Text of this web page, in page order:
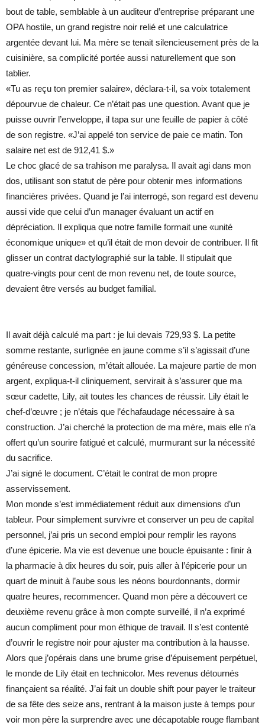
bout de table, semblable à un auditeur d’entreprise préparant une
OPA hostile, un grand registre noir relié et une calculatrice
argentée devant lui. Ma mère se tenait silencieusement près de la
cuisinière, sa complicité portée aussi naturellement que son
tablier.
«Tu as reçu ton premier salaire», déclara-t-il, sa voix totalement
dépourvue de chaleur. Ce n’était pas une question. Avant que je
puisse ouvrir l’enveloppe, il tapa sur une feuille de papier à côté
de son registre. «J’ai appelé ton service de paie ce matin. Ton
salaire net est de 912,41 $.»
Le choc glacé de sa trahison me paralysa. Il avait agi dans mon
dos, utilisant son statut de père pour obtenir mes informations
financières privées. Quand je l’ai interrogé, son regard est devenu
aussi vide que celui d’un manager évaluant un actif en
dépréciation. Il expliqua que notre famille formait une «unité
économique unique» et qu’il était de mon devoir de contribuer. Il fit
glisser un contrat dactylographié sur la table. Il stipulait que
quatre-vingts pour cent de mon revenu net, de toute source,
devaient être versés au budget familial.
Il avait déjà calculé ma part : je lui devais 729,93 $. La petite
somme restante, surlignée en jaune comme s’il s’agissait d’une
généreuse concession, m’était allouée. La majeure partie de mon
argent, expliqua-t-il cliniquement, servirait à s’assurer que ma
sœur cadette, Lily, ait toutes les chances de réussir. Lily était le
chef-d’œuvre ; je n’étais que l’échafaudage nécessaire à sa
construction. J’ai cherché la protection de ma mère, mais elle n’a
offert qu’un sourire fatigué et calculé, murmurant sur la nécessité
du sacrifice.
J’ai signé le document. C’était le contrat de mon propre
asservissement.
Mon monde s’est immédiatement réduit aux dimensions d’un
tableur. Pour simplement survivre et conserver un peu de capital
personnel, j’ai pris un second emploi pour remplir les rayons
d’une épicerie. Ma vie est devenue une boucle épuisante : finir à
la pharmacie à dix heures du soir, puis aller à l’épicerie pour un
quart de minuit à l’aube sous les néons bourdonnants, dormir
quatre heures, recommencer. Quand mon père a découvert ce
deuxième revenu grâce à mon compte surveillé, il n’a exprimé
aucun compliment pour mon éthique de travail. Il s’est contenté
d’ouvrir le registre noir pour ajuster ma contribution à la hausse.
Alors que j’opérais dans une brume grise d’épuisement perpétuel,
le monde de Lily était en technicolor. Mes revenus détournés
finançaient sa réalité. J’ai fait un double shift pour payer le traiteur
de sa fête des seize ans, rentrant à la maison juste à temps pour
voir mon père la surprendre avec une décapotable rouge flambant